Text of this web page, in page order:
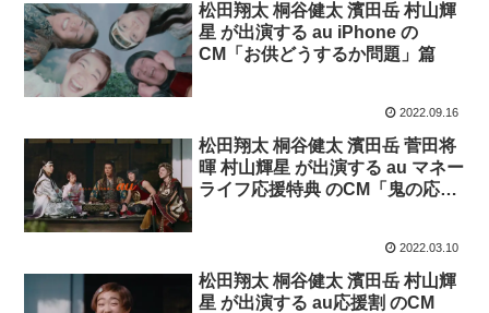
松田翔太 桐谷健太 濱田岳 村山輝
星 が出演する au iPhone の
CM「お供どうするか問題」篇
2022.09.16
松田翔太 桐谷健太 濱田岳 菅田将
暉 村山輝星 が出演する au マネー
ライフ応援特典 のCM「鬼の応
2022.03.10
松田翔太 桐谷健太 濱田岳 村山輝
星 が出演する au応援割 のCM